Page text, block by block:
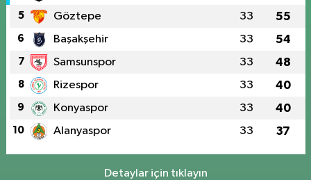
5 Göztepe 33 55
6 Başakşehir 33 54
7 Samsunspor 33 48
8 Rizespor 33 40
9 Konyaspor 33 40
10 Alanyaspor 33 37
Detaylar için tıklayın